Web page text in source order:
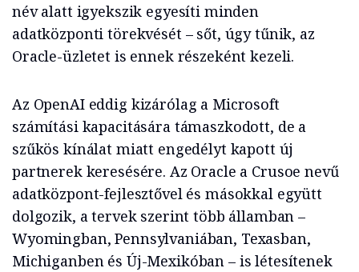
név alatt igyekszik egyesíti minden
adatközponti törekvését – sőt, úgy tűnik, az
Oracle-üzletet is ennek részeként kezeli.
Az OpenAI eddig kizárólag a Microsoft
számítási kapacitására támaszkodott, de a
szűkös kínálat miatt engedélyt kapott új
partnerek keresésére. Az Oracle a Crusoe nevű
adatközpont-fejlesztővel és másokkal együtt
dolgozik, a tervek szerint több államban –
Wyomingban, Pennsylvaniában, Texasban,
Michiganben és Új-Mexikóban – is létesítenek